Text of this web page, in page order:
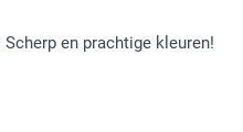
intern mee.
en prachtige kleuren!